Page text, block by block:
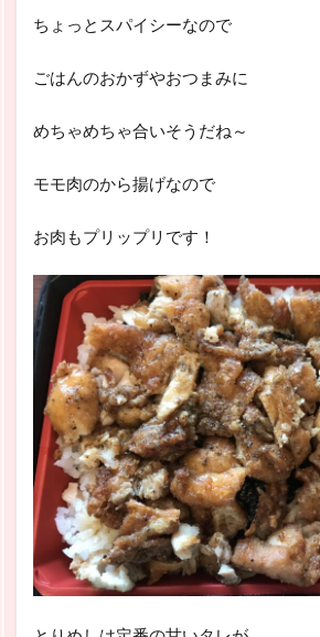
ちょっとスパイシーなので
ごはんのおかずやおつまみに
めちゃめちゃ合いそうだね～
モモ肉のから揚げなので
お肉もプリップリです！